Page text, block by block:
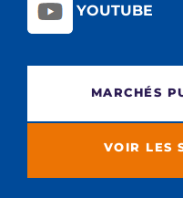
YOUTUBE
MARCHÉS
VOIR LES